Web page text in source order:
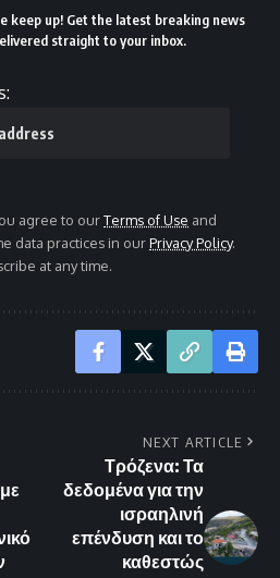
keep up! Get the latest breaking news
straight to your inbox.
agree to ourTerms of Use and
data practices in ourPrivacy Policy.
at any time.
NEXT ARTICLE
Τρόζενα: Τα
δεδομένα για την
ισραηλινή
επένδυση και το
καθεστώς